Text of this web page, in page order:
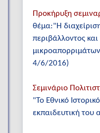
Προκήρυξη
θέμα:"Η
περιβάλλοντος
4/6/2016)
Σεμινάριο
"Το Εθνικό
εκπαιδευτική του